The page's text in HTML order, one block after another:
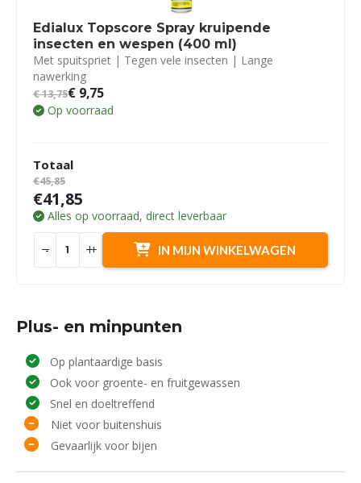
Edialux Topscore Spray kruipende
insecten en wespen (400 ml)
Met spuitspriet | Tegen vele insecten | Lange
nawerking
€13,75€ 9,75
Op voorraad
Totaal
€45,85
€41,85
Alles op voorraad, direct leverbaar
- + IN MIJN WINKELWAGEN
Plus- en minpunten
Op plantaardige basis
Ook voor groente- en fruitgewassen
Snel en doeltreffend
Niet voor buitenshuis
Gevaarlijk voor bijen